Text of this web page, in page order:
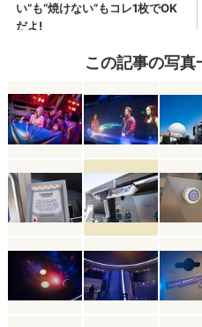
この記事の写真